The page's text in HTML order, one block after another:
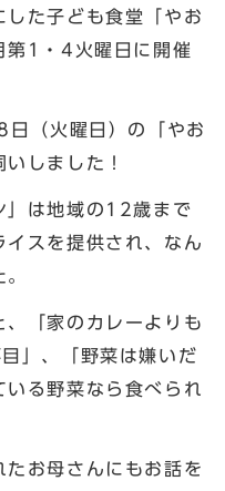
した子ども食堂「やお
第1・4火曜日に開催
（火曜日）の「やお
しました！
は地域の12歳まで
スを提供され、なん
「家のカレーよりも
」、「野菜は嫌いだ
る野菜なら食べられ
お母さんにもお話を